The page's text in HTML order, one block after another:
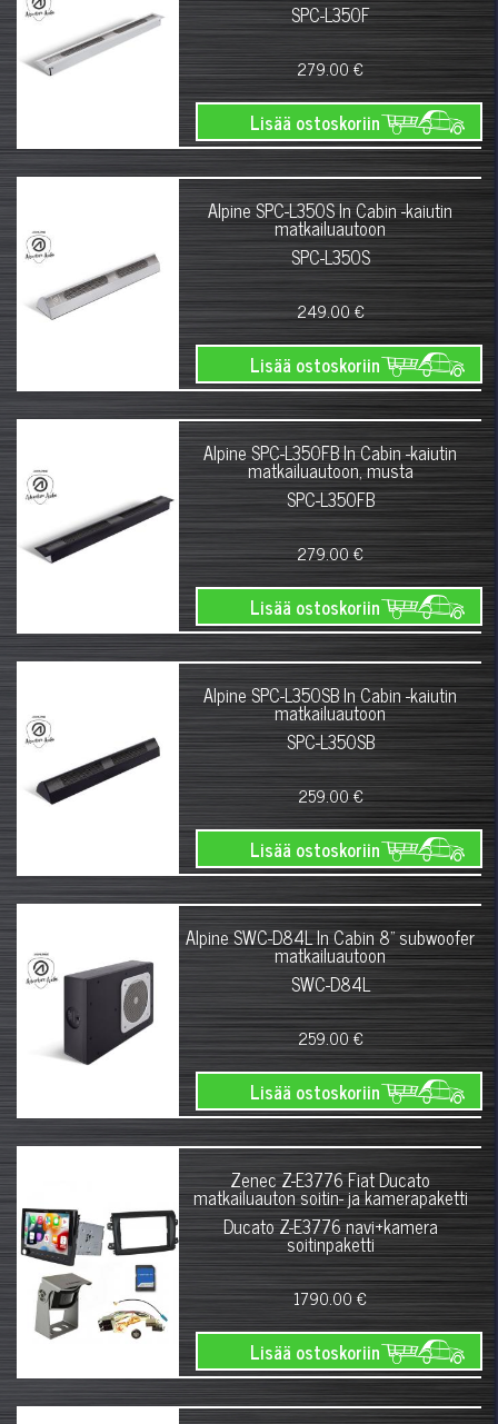
SPC-L350F
279.00 €
Lisää ostoskoriin
Alpine SPC-L350S In Cabin -kaiutin
matkailuautoon
SPC-L350S
249.00 €
Lisää ostoskoriin
Alpine SPC-L350FB In Cabin -kaiutin
matkailuautoon, musta
SPC-L350FB
279.00 €
Lisää ostoskoriin
Alpine SPC-L350SB In Cabin -kaiutin
matkailuautoon
SPC-L350SB
259.00 €
Lisää ostoskoriin
Alpine SWC-D84L In Cabin 8" subwoofer
matkailuautoon
SWC-D84L
259.00 €
Lisää ostoskoriin
Zenec Z-E3776 Fiat Ducato
matkailuauton soitin- ja kamerapaketti
Ducato Z-E3776 navi+kamera
soitinpaketti
1790.00 €
Lisää ostoskoriin